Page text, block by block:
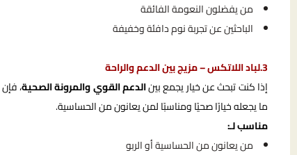
من يفضلون النعومة الفائقة
الباحثين عن تجربة نوم دافئة وخفيفة
3.لباد اللاتكس – مزيج بين الدعم والراحة
إذا كنت تبحث عن خيار يجمع بينالدعم القوي والمرونة الصحية، فإن
ما يجعله خيارًا صحيًا ومناسبًا لمن يعانون من الحساسية.
مناسب لـ:
من يعانون من الحساسية أو الربو